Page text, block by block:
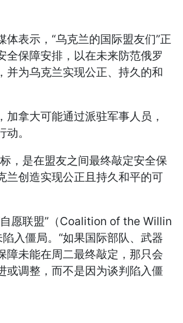
体表示，“乌克兰的国际盟友们”正
全保障安排，以在未来防范俄罗
并为乌克兰实现公正、持久的和
加拿大可能通过派驻军事人员，
。
，是在盟友之间最终敲定安全保
兰创造实现公正且持久和平的可
愿联盟”（Coalition of the Willin
入僵局。“如果国际部队、武器
障未能在周二最终敲定，那只会
或调整，而不是因为谈判陷入僵